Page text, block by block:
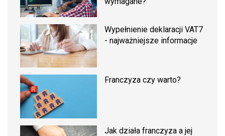
Wypełnienie deklaracji VAT7
- najważniejsze informacje
Franczyza czy warto?
Jak działa franczyza a jej